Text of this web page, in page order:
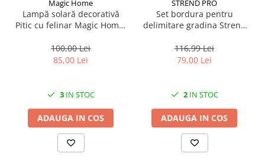
Mufe si conectori irigare
Panouri si elemente gard
Pavaje si borduri
Programatoare stropire
Termometre Meteo
Umbrele si pavilioane gradina
Unelte gradinarit
Magic Home
Lampă solară decorativă
Pitic cu felinar Magic Home,
pentru grădină și curte
100,00 Lei
85,00 Lei
3IN STOC
ADAUGA IN COS
STREND PRO
Set bordura pentru
delimitare gradina Strend
lungime totala 4.8 m
116,99 Lei
79,00 Lei
2IN STOC
ADAUGA IN COS